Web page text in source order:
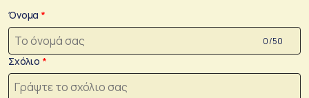
Όνομα
0 /50
Σχόλιο